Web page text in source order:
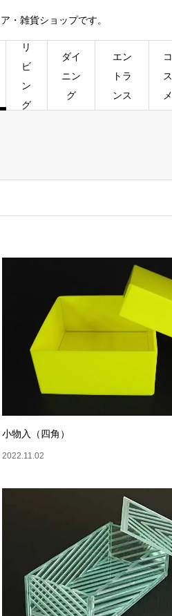
・雑貨ショップです。
リ
ビ
ン
グ
ダイ
ニン
グ
エン
トラ
ンス
コ
ス
メ
小物入（四角）
2022.11.02